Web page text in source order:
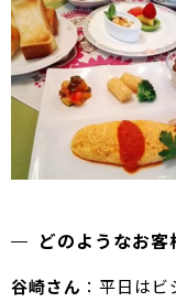
どのようなお客
谷崎さん ：平日は